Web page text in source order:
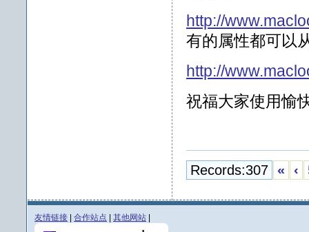
http://
有的属性都可以
http://
祝福大家使用愉
Records:307 « ‹
友情链接 合作站点 其他网站